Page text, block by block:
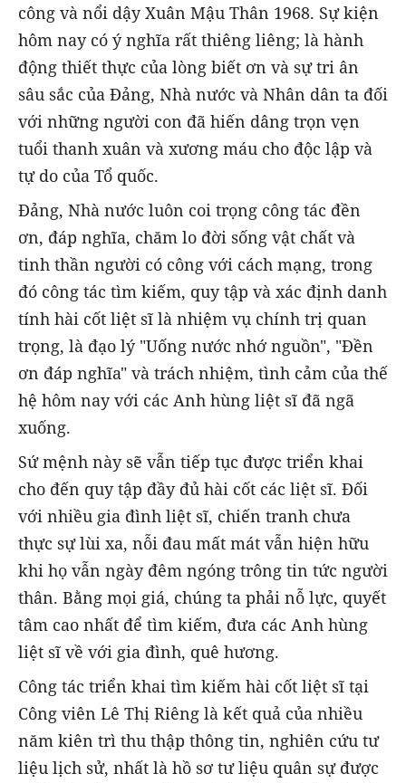
công và nổi dậy Xuân Mậu Thân 1968. Sự kiện
hôm nay có ý nghĩa rất thiêng liêng; là hành
động thiết thực của lòng biết ơn và sự tri ân
sâu sắc của Đảng, Nhà nước và Nhân dân ta đối
với những người con đã hiến dâng trọn vẹn
tuổi thanh xuân và xương máu cho độc lập và
tự do của Tổ quốc.
Đảng, Nhà nước luôn coi trọng công tác đền
ơn, đáp nghĩa, chăm lo đời sống vật chất và
tinh thần người có công với cách mạng, trong
đó công tác tìm kiếm, quy tập và xác định danh
tính hài cốt liệt sĩ là nhiệm vụ chính trị quan
trọng, là đạo lý "Uống nước nhớ nguồn", "Đền
ơn đáp nghĩa" và trách nhiệm, tình cảm của thế
hệ hôm nay với các Anh hùng liệt sĩ đã ngã
xuống.
Sứ mệnh này sẽ vẫn tiếp tục được triển khai
cho đến quy tập đầy đủ hài cốt các liệt sĩ. Đối
với nhiều gia đình liệt sĩ, chiến tranh chưa
thực sự lùi xa, nỗi đau mất mát vẫn hiện hữu
khi họ vẫn ngày đêm ngóng trông tin tức người
thân. Bằng mọi giá, chúng ta phải nỗ lực, quyết
tâm cao nhất để tìm kiếm, đưa các Anh hùng
liệt sĩ về với gia đình, quê hương.
Công tác triển khai tìm kiếm hài cốt liệt sĩ tại
Công viên Lê Thị Riêng là kết quả của nhiều
năm kiên trì thu thập thông tin, nghiên cứu tư
liệu lịch sử, nhất là hồ sơ tư liệu quân sự được